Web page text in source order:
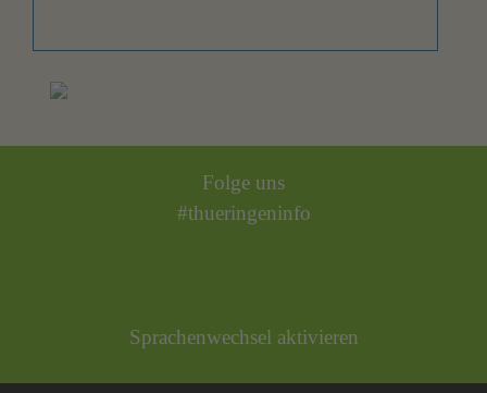
Folge uns
#thueringeninfo
Sprachenwechsel aktivieren